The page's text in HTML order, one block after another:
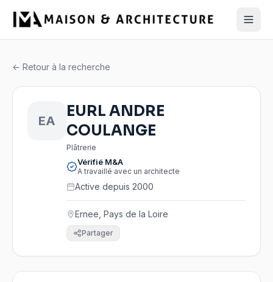
← Retour à la recherche
EA
EURL ANDRE
COULANGE
Plâtrerie
Vérifié M&A
A travaillé avec un architecte
Active depuis 2000
Ernee, Pays de la Loire
Partager